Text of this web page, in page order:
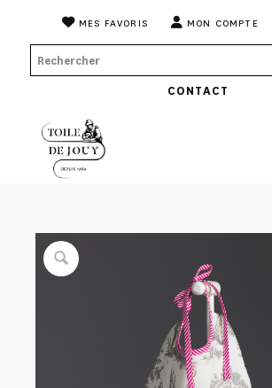
MES FAVORIS MON COMPTE
CONTACT